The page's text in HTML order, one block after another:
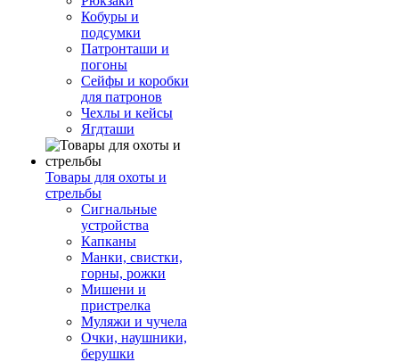
Кобуры и
подсумки
Патронташи и
погоны
Сейфы и коробки
для патронов
Чехлы и кейсы
Ягдташи
Товары для охоты и
стрельбы
Сигнальные
устройства
Капканы
Манки, свистки,
горны, рожки
Мишени и
пристрелка
Муляжи и чучела
Очки, наушники,
берушки